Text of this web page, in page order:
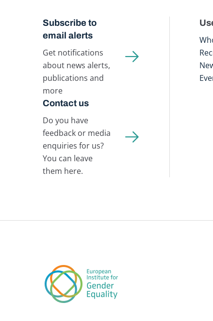
Subscribe to
email alerts
Get notifications
about news alerts,
publications and
more
Contact us
Do you have
feedback or media
enquiries for us?
You can leave
them here.